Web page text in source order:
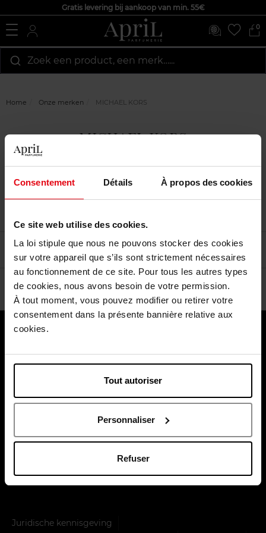
Consentement Détails À propos des cookies
Ce site web utilise des cookies.
La loi stipule que nous ne pouvons stocker des cookies
sur votre appareil que s’ils sont strictement nécessaires
au fonctionnement de ce site. Pour tous les autres types
de cookies, nous avons besoin de votre permission.
À tout moment, vous pouvez modifier ou retirer votre
consentement dans la présente bannière relative aux
cookies.
Tout autoriser
Personnaliser
Refuser
Gratis levering bij aankoop van min. 55€
0
Zoek een product, een merk…...
Home Onze merken MICHAEL KORS
MICHAEL KORS
Filtreren
Sorteren
Over ons
Klantendienst
Levering door
Juridische kennisgeving